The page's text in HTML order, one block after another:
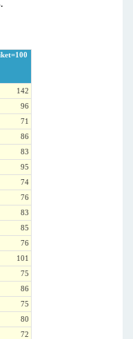
142
96
71
86
83
95
74
76
83
85
76
101
75
86
75
80
72